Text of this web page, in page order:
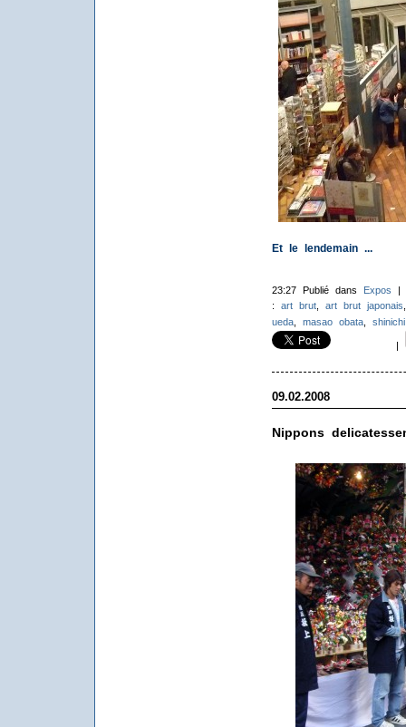
Et le lendemain ...
23:27 Publié dans Expos
: art brut, art brut japonais
ueda, masao obata,
09.02.2008
Nippons